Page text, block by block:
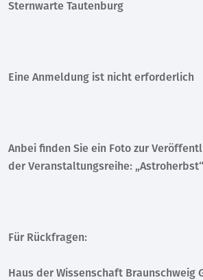
Sternwarte Tautenburg
Eine Anmeldung ist nicht erforderlich
Anbei finden Sie ein Foto zur
der Veranstaltungsreihe:
Für Rückfragen:
Haus der Wissenschaft Braunschweig